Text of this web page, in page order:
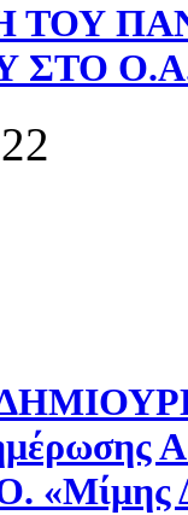
ΤΟΥ
ΣΤΟ
«Μίμης